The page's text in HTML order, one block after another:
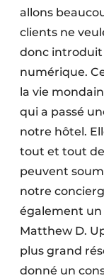
allons
clients ne
donc introduit
numérique.
la vie
qui a passé
notre hôtel.
tout et tout de
peuvent
notre
également un
Matthew D.
plus grand
donné un